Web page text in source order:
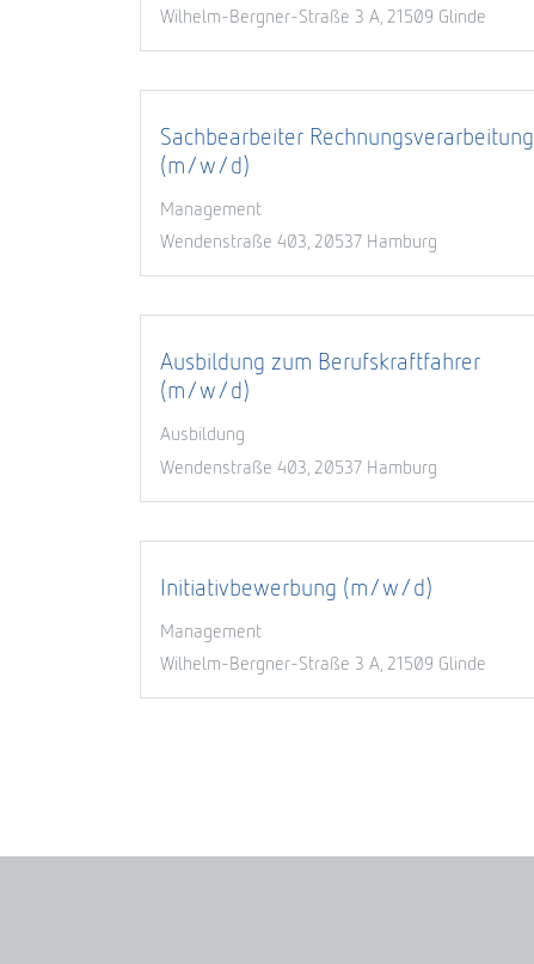
Wilhelm-Bergner-Straße 3 A, 21509 Glinde
Sachbearbeiter Rechnungsverarbeitung
(m/w/d)
Management
Wendenstraße 403, 20537 Hamburg
Ausbildung zum Berufskraftfahrer
(m/w/d)
Ausbildung
Wendenstraße 403, 20537 Hamburg
Initiativbewerbung (m/w/d)
Management
Wilhelm-Bergner-Straße 3 A, 21509 Glinde